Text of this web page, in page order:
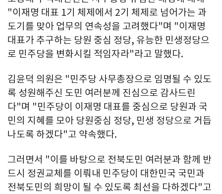
"이재명 대표 1기 체제에서 2기 체제로 넘어가는 과
도기를 맞아 업무의 연속성을 고려했다"며 "이재명
대표가 추구하는 당원 중심 정당, 유능한 민생정당으
로 민주당을 변화시킬 적임자라"라고 말했다.
김윤덕 의원은 "민주당 사무총장으로 임명될 수 있도
록 성원해주신 도민 여러분께 진심으로 감사드린
다"며 "민주당이 이재명 대표를 중심으로 당원과 국
민의 지혜를 모아 당원중심 정당, 민생 정당으로 거듭
나도록 하겠다"고 약속했다.
그러면서 "이를 바탕으로 전북도민 여러분과 함께 반
드시 정권교체를 이뤄내 민주당이 대한민국 국민과
전북도민의 희망이 될 수 있도록 최선을 다하겠다"고